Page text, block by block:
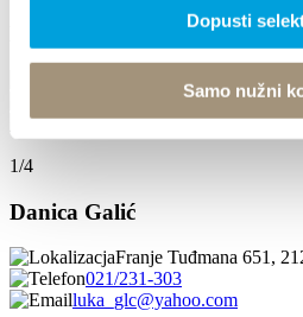
Dopusti
Samo nužni
Put Resnika 29, 21217
+38521234316
danesamac@gmail.com
1/4
Danica Galić
Franje Tuđmana 651,
021/231-303
luka_glc@yahoo.com